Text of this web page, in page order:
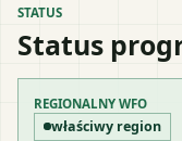
STATUS
Status
REGIONALNY WFO
właściwy region